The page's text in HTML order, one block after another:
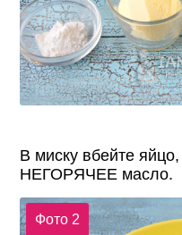
В миску вбейте
НЕГОРЯЧЕЕ масло.
Фото 2